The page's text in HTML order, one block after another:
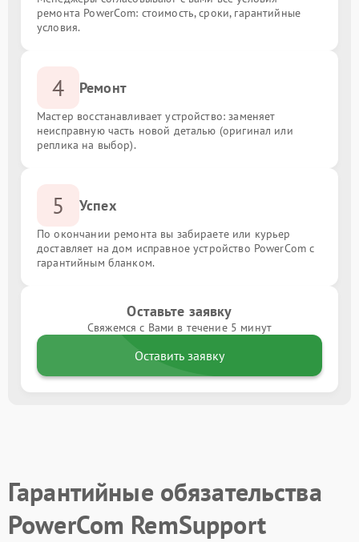
ремонта PowerCom: стоимость, сроки, гарантийные
условия.
4 Ремонт
Мастер восстанавливает устройство: заменяет
неисправную часть новой деталью (оригинал или
реплика на выбор).
5 Успех
По окончании ремонта вы забираете или курьер
доставляет на дом исправное устройство PowerCom с
гарантийным бланком.
Оставьте заявку
Свяжемся с Вами в течение 5 минут
Оставить заявку
Гарантийные обязательства
PowerCom RemSupport